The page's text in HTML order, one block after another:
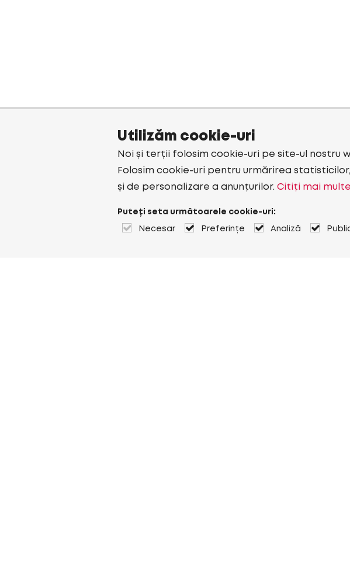
Utilizăm cookie-uri
Noi și terții folosim cookie-uri pe site-ul nostru
Folosim cookie-uri pentru urmărirea
și de personalizare a anunțurilor. Citiți mai
Puteți seta următoarele cookie-uri:
Necesar Preferințe Analiză